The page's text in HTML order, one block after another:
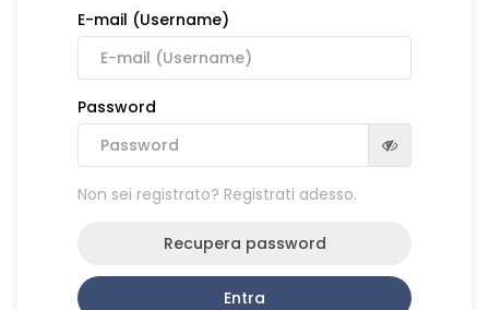
E-mail (Username)
Password
Non sei registrato? Registrati adesso.
Recupera password
Entra